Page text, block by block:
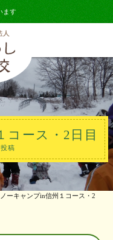
ます
コース・2日目
稿
ーキャンプin信州１コース・2